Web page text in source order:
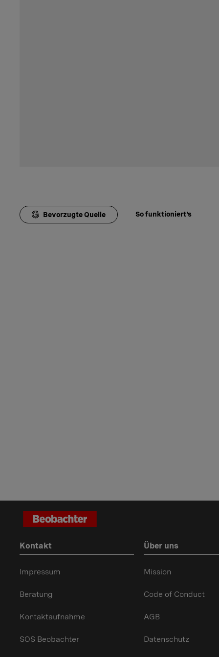
Bevorzugte Quelle So funktioniert's
Kontakt
Impressum
Beratung
Kontaktaufnahme
SOS Beobachter
Über uns
Mission
Code of Conduct
AGB
Datenschutz